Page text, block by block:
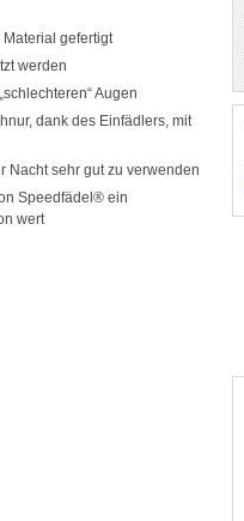
gefertigt
werden
Augen
dank des Einfädlers, mit
Nacht sehr gut zu verwenden
Speedfädel® ein
wert